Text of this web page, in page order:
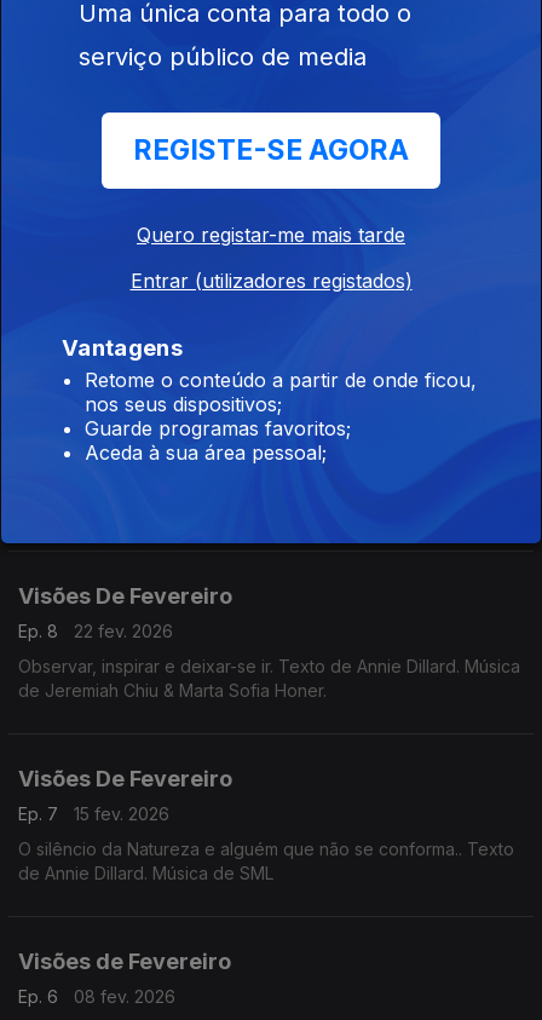
Entrementes
Entre a nostalgia do familiar e a urgência do desconhecido.
Texto de Carson McCullers. Música de Matthew Tavares &
Entrementes
Entrementes
01 mar. 2026
Visões De Fevereiro
Ep. 8
22 fev. 2026
Observar, inspirar e deixar-se ir. Texto de Annie Dillard. Música
de Jeremiah Chiu & Marta Sofia Honer.
Visões De Fevereiro
Ep. 7
15 fev. 2026
O silêncio da Natureza e alguém que não se conforma.. Texto
de Annie Dillard. Música de SML
Visões de Fevereiro
Ep. 6
08 fev. 2026
Uma única conta para todo o
serviço público de media
REGISTE-SE AGORA
Quero registar-me mais tarde
Entrar (utilizadores registados)
Vantagens
Retome o conteúdo a partir de onde ficou,
nos seus dispositivos;
Guarde programas favoritos;
Aceda à sua área pessoal;